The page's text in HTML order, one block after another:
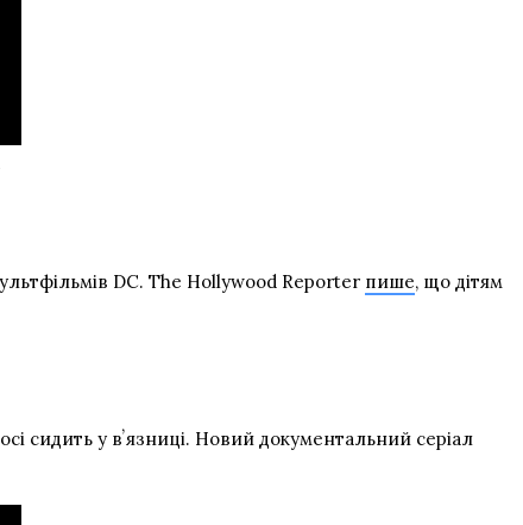
DC. The Hollywood Reporter пише, що дітям
сидить у вʼязниці. Новий документальний серіал